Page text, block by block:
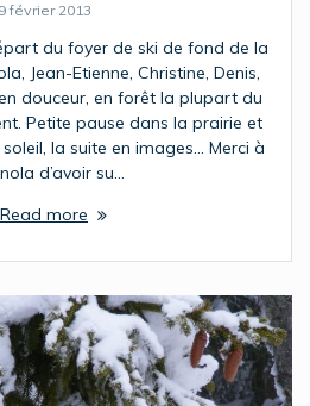
9 février 2013
du foyer de ski de fond de la
Jean-Etienne, Christine, Denis,
douceur, en forêt la plupart du
Petite pause dans la prairie et
la suite en images… Merci à
d’avoir su…
Read more